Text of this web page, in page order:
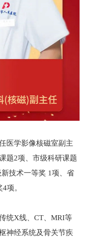
医学影像核磁室副主
题2项、市级科研课题
技术一等奖 1项、省
项。
统X线、CT、MRI等
神经系统及骨关节疾